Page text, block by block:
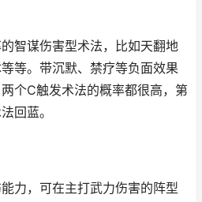
谋伤害型术法，比如天翻地
等。带沉默、禁疗等负面效果
个C触发术法的概率都很高，第
回蓝。
，可在主打武力伤害的阵型